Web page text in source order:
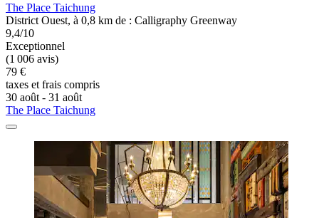
The Place Taichung
District Ouest, à 0,8 km de : Calligraphy Greenway
9,4/10
Exceptionnel
(1 006 avis)
79 €
taxes et frais compris
30 août - 31 août
The Place Taichung